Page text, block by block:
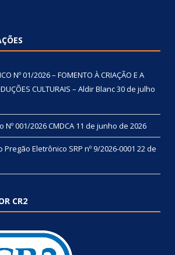
Nº 01/2026 – FOMENTO À CRIAÇÃO E A
CULTURAIS – Aldir Blanc30 de julho
001/2026 CMDCA 11 de junho de 2026
Eletrônico SRP nº 9/2026-0001 22 de
CR2